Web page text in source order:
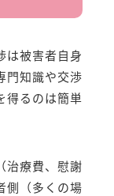
は被害者自身
門知識や交渉
得るのは簡単
治療費、慰謝
側（多くの場